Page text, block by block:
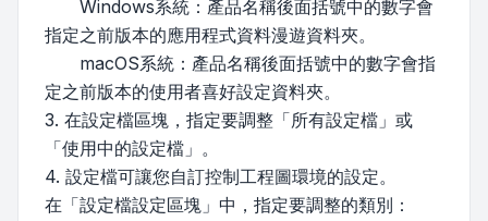
Windows系統：產品名稱後面括號中的數字會
指定之前版本的應用程式資料漫遊資料夾。
macOS系統：產品名稱後面括號中的數字會指
定之前版本的使用者喜好設定資料夾。
3. 在設定檔區塊，指定要調整「所有設定檔」或
「使用中的設定檔」。
4. 設定檔可讓您自訂控制工程圖環境的設定。
在「設定檔設定區塊」中，指定要調整的類別：